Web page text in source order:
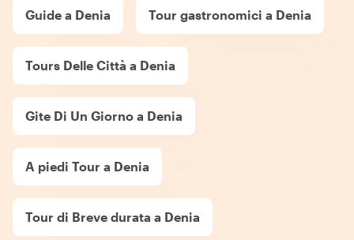
Guide a Denia Tour gastronomici a Denia
Tours Delle Città a Denia
Gite Di Un Giorno a Denia
A piedi Tour a Denia
Tour di Breve durata a Denia